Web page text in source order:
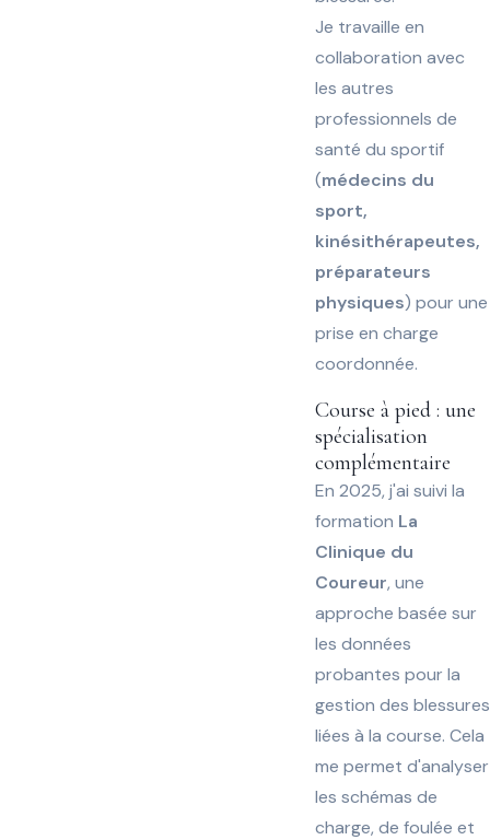
Je travaille en
collaboration avec
les autres
professionnels de
santé du sportif
(médecins du
sport,
kinésithérapeutes,
préparateurs
physiques) pour une
prise en charge
coordonnée.
Course à pied : une
spécialisation
complémentaire
En 2025, j'ai suivi la
formation La
Clinique du
Coureur, une
approche basée sur
les données
probantes pour la
gestion des blessures
liées à la course. Cela
me permet d'analyser
les schémas de
charge, de foulée et